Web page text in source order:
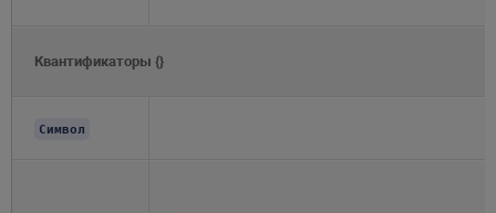
Квантификаторы {}
Символ